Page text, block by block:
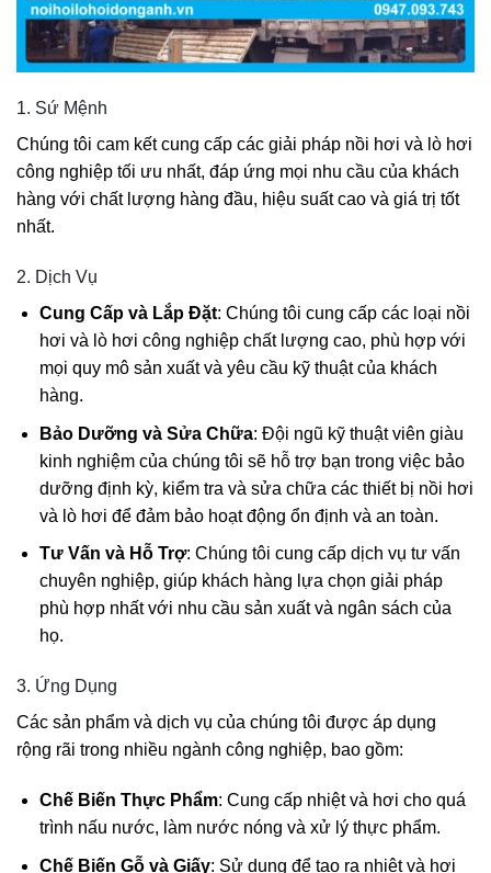
1. Sứ Mệnh
Chúng tôi cam kết cung cấp các giải pháp nồi hơi và lò hơi
công nghiệp tối ưu nhất, đáp ứng mọi nhu cầu của khách
hàng với chất lượng hàng đầu, hiệu suất cao và giá trị tốt
nhất.
2. Dịch Vụ
Cung Cấp và Lắp Đặt: Chúng tôi cung cấp các loại nồi
hơi và lò hơi công nghiệp chất lượng cao, phù hợp với
mọi quy mô sản xuất và yêu cầu kỹ thuật của khách
hàng.
Bảo Dưỡng và Sửa Chữa: Đội ngũ kỹ thuật viên giàu
kinh nghiệm của chúng tôi sẽ hỗ trợ bạn trong việc bảo
dưỡng định kỳ, kiểm tra và sửa chữa các thiết bị nồi hơi
và lò hơi để đảm bảo hoạt động ổn định và an toàn.
Tư Vấn và Hỗ Trợ: Chúng tôi cung cấp dịch vụ tư vấn
chuyên nghiệp, giúp khách hàng lựa chọn giải pháp
phù hợp nhất với nhu cầu sản xuất và ngân sách của
họ.
3. Ứng Dụng
Các sản phẩm và dịch vụ của chúng tôi được áp dụng
rộng rãi trong nhiều ngành công nghiệp, bao gồm:
Chế Biến Thực Phẩm: Cung cấp nhiệt và hơi cho quá
trình nấu nước, làm nước nóng và xử lý thực phẩm.
Chế Biến Gỗ và Giấy: Sử dụng để tạo ra nhiệt và hơi